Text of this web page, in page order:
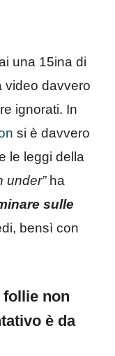
una 15ina di
video davvero
ignorati. In
si è davvero
le leggi della
under”ha
sulle
bensì con
follie non
è da